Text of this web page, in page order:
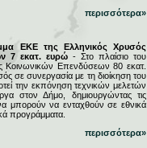
περισσότερα»
ΕΚΕ της Ελληνικός Χρυσός
7 εκατ. ευρώ - Στο πλαίσιο του
Κοινωνικών Επενδύσεων 80 εκατ.
σε συνεργασία με τη διοίκηση του
την εκπόνηση τεχνικών μελετών
στον Δήμο, δημιουργώντας τις
μπορούν να ενταχθούν σε εθνικά
προγράμματα.
περισσότερα»